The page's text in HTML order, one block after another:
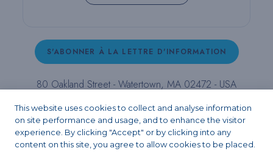
S'ABONNER À LA LETTRE D'INFORMATION
80 Oakland Street - Watertown, MA 02472 - USA
T (800) 343-4342 - T (617) 926-6666 - F (617) 926-
6262 -contact@pulpdent.com
FacebookInstagramLinkedIn
X YouTube
This website uses cookies to collect and analyse information
on site performance and usage, and to enhance the visitor
experience. By clicking "Accept" or by clicking into any
content on this site, you agree to allow cookies to be placed.